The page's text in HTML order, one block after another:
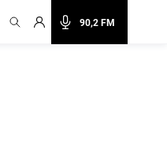
90,2 FM